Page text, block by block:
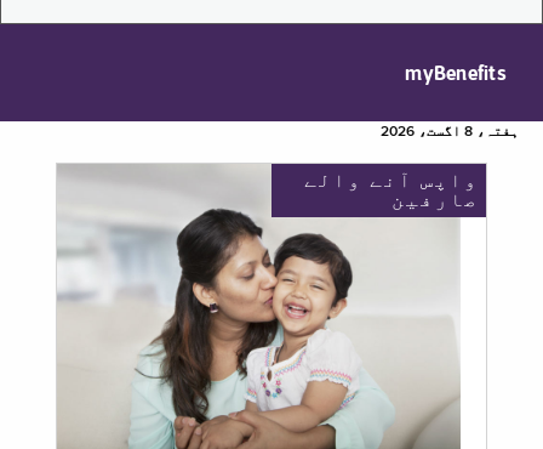
myBenefits
ہفتہ، 8 اگست، 2026
واپس آنے والے
صارفین